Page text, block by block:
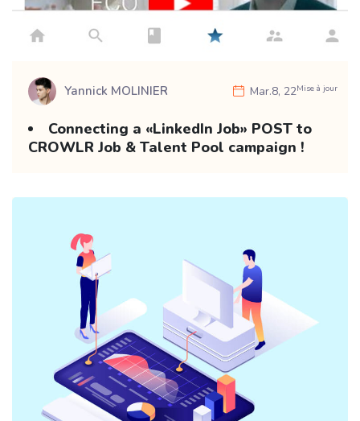
Yannick MOLINIER Mar.8, 22Mise à jour
Connecting a «LinkedIn Job» POST to
CROWLR Job & Talent Pool campaign !